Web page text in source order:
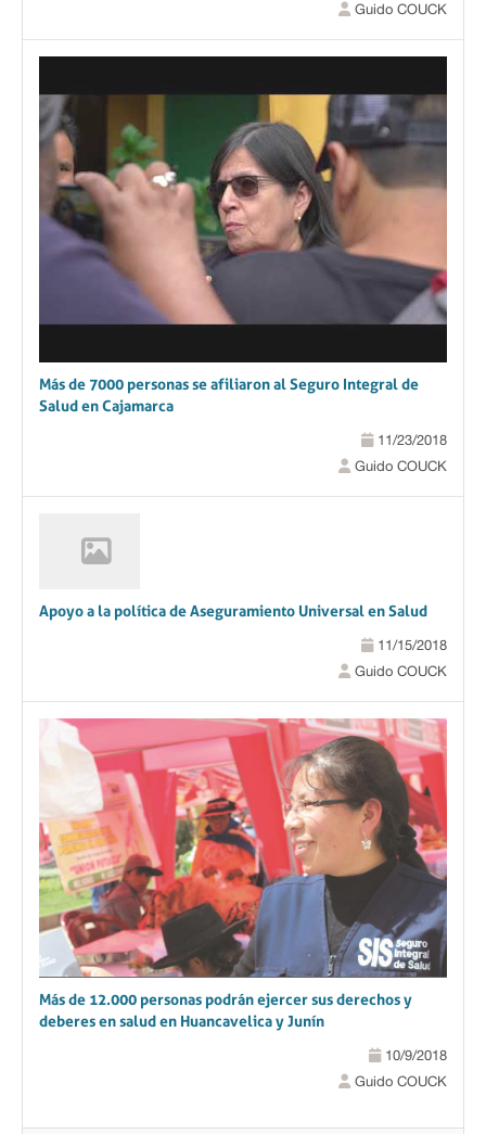
Guido COUCK
Más de 7000 personas se afiliaron al Seguro Integral de
Salud en Cajamarca
11/23/2018
Guido COUCK
Apoyo a la política de Aseguramiento Universal en Salud
11/15/2018
Guido COUCK
Más de 12.000 personas podrán ejercer sus derechos y
deberes en salud en Huancavelica y Junín
10/9/2018
Guido COUCK